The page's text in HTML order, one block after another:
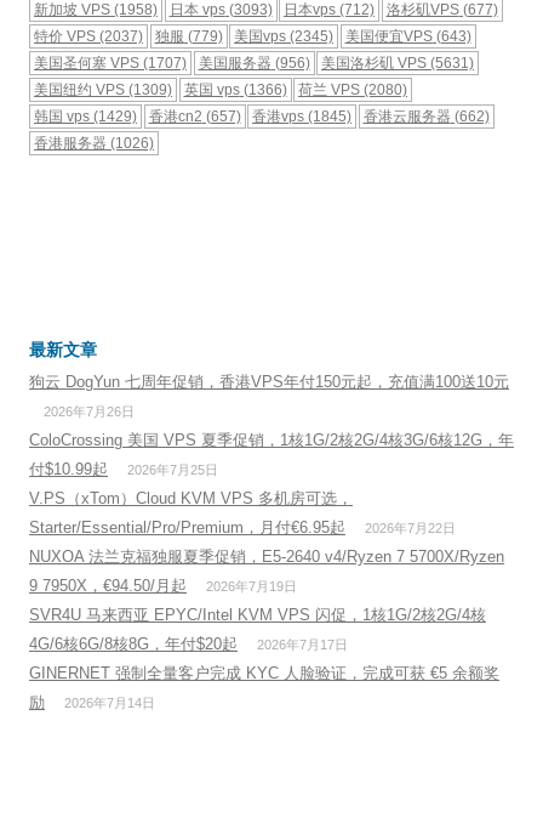
新加坡 VPS (1958) 日本 vps(3093) 日本vps (712) 洛杉矶VPS(677)
特价 VPS (2037) 独服 (779) 美国vps (2345) 美国便宜VPS(643)
美国圣何塞 VPS (1707) 美国服务器 (956) 美国洛杉矶 VPS (5631)
美国纽约 VPS (1309) 英国 vps(1366) 荷兰 VPS (2080)
韩国 vps (1429) 香港cn2 (657) 香港vps (1845) 香港云服务器 (662)
香港服务器 (1026)
最新文章
狗云 DogYun 七周年促销，香港VPS年付150元起，充值满100送10元
2026年7月26日
ColoCrossing 美国 VPS 夏季促销，1核1G/2核2G/4核3G/6核12G，年
付$10.99起
2026年7月25日
V.PS（xTom）Cloud KVM VPS 多机房可选，
Starter/Essential/Pro/Premium，月付€6.95起
2026年7月22日
NUXOA 法兰克福独服夏季促销，E5-2640 v4/Ryzen 7 5700X/Ryzen
9 7950X，€94.50/月起
2026年7月19日
SVR4U 马来西亚 EPYC/Intel KVM VPS 闪促，1核1G/2核2G/4核
4G/6核6G/8核8G，年付$20起
2026年7月17日
GINERNET 强制全量客户完成 KYC 人脸验证，完成可获 €5 余额奖
励
2026年7月14日